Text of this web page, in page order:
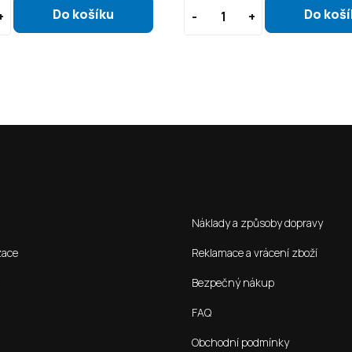
Náklady a způsoby dopravy
Reklamace a vrácení zboží
Bezpečný nákup
FAQ
Obchodní podmínky